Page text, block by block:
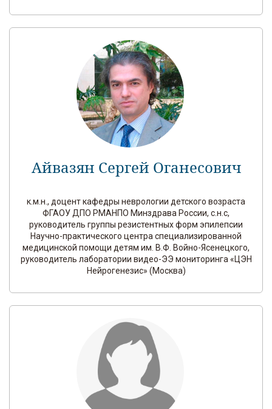
Айвазян Сергей Оганесович
к.м.н., доцент кафедры неврологии детского возраста
ФГАОУ ДПО РМАНПО Минздрава России, с.н.с,
руководитель группы резистентных форм эпилепсии
Научно-практического центра специализированной
медицинской помощи детям им. В.Ф. Войно-Ясенецкого,
руководитель лаборатории видео-ЭЭ мониторинга «ЦЭН
Нейрогенезис» (Москва)